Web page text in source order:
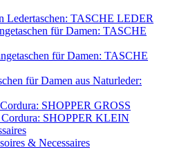
Ledertaschen: TASCHE LEDER
für Damen: TASCHE
für Damen: TASCHE
für Damen aus Naturleder:
SHOPPER GROSS
Cordura: SHOPPER KLEIN
& Necessaires